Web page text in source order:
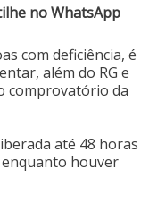
no WhatsApp
com deficiência, é
além do RG e
comprovatório da
até 48 horas
houver